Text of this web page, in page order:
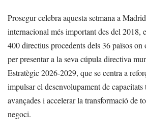
Prosegur celebra aquesta setmana a
internacional més important des del 2018,
400 directius procedents dels 36 països on
per presentar a la seva cúpula directiva
Estratègic 2026-2029, que se centra a
impulsar el desenvolupament de
avançades i accelerar la transformació de
negoci.